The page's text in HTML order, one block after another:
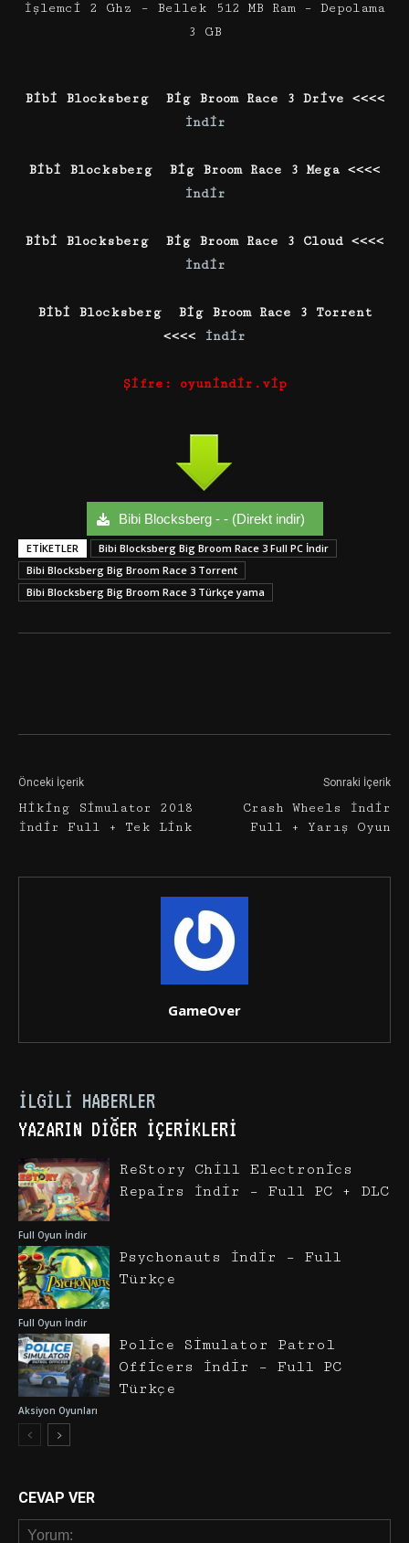
İşlemci 2 Ghz – Bellek 512 MB Ram – Depolama
3 GB
Bibi Blocksberg Big Broom Race 3 Drive <<<<
İndir
Bibi Blocksberg Big Broom Race 3 Mega <<<<
İndir
Bibi Blocksberg Big Broom Race 3 Cloud <<<<
İndir
Bibi Blocksberg Big Broom Race 3 Torrent
<<<<
İndir
Şifre: oyunindir.vip
Bibi Blocksberg - - (Direkt indir)
ETIKETLER
Bibi Blocksberg Big Broom Race 3 Full PC İndir
Bibi Blocksberg Big Broom Race 3 Torrent
Bibi Blocksberg Big Broom Race 3 Türkçe yama
Önceki İçerik
Hiking Simulator 2018
İndir Full + Tek Link
Sonraki İçerik
Crash Wheels İndir
Full + Yarış Oyun
GameOver
İLGILI HABERLER
YAZARIN DIĞER İÇERIKLERI
Full Oyun İndir
ReStory Chill Electronics
Repairs İndir – Full PC + DLC
Full Oyun İndir
Psychonauts İndir – Full
Türkçe
Aksiyon Oyunları
Police Simulator Patrol
Officers İndir – Full PC
Türkçe
CEVAP VER